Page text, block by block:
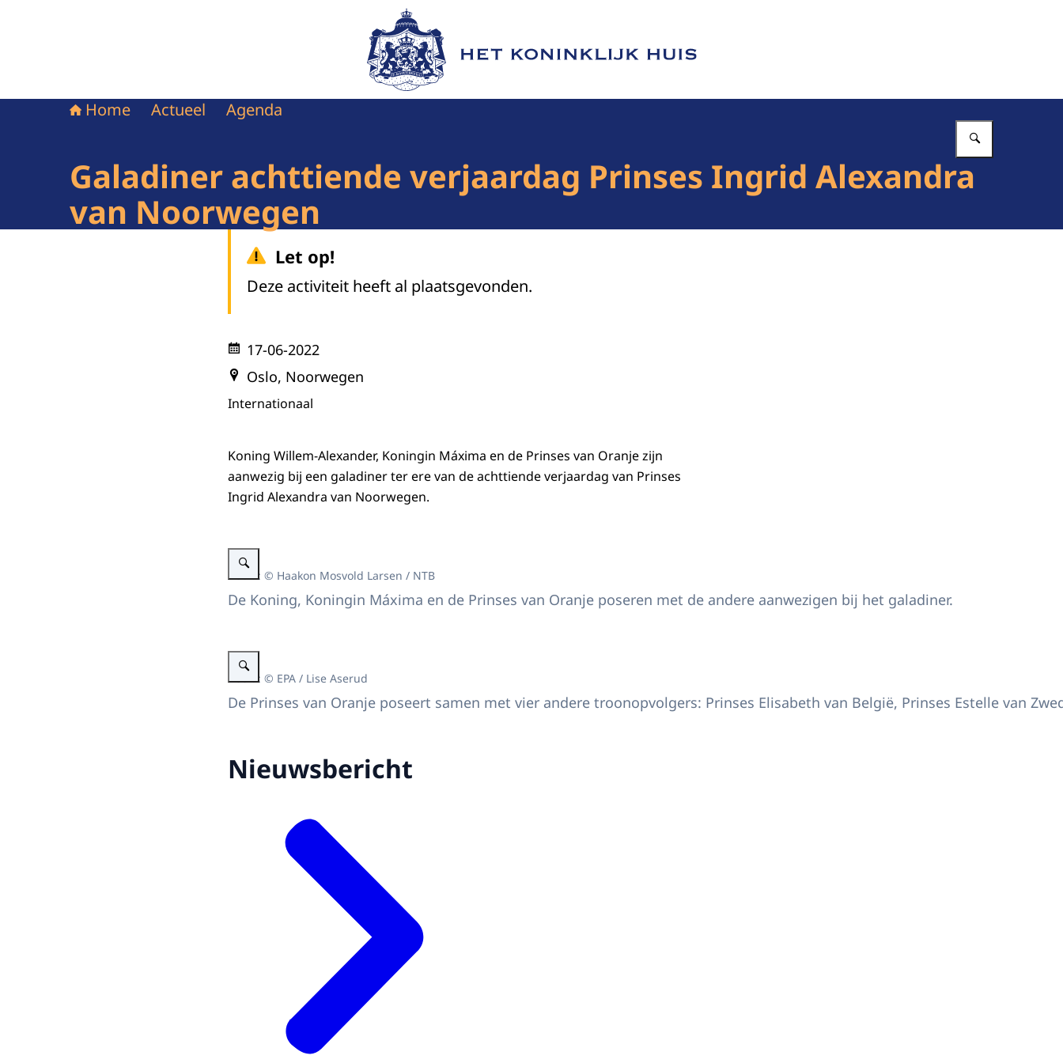
Naar de homepage van Het Koninklijk Huis
Home Actueel Agenda
Galadiner achttiende verjaardag Prinses Ingrid Alexandra
van Noorwegen
Let op!
Deze activiteit heeft al plaatsgevonden.
17-06-2022
Oslo, Noorwegen
Internationaal
Koning Willem-Alexander, Koningin Máxima en de Prinses van Oranje zijn
aanwezig bij een galadiner ter ere van de achttiende verjaardag van Prinses
Ingrid Alexandra van Noorwegen.
Vergroot afbeelding Koning Willem-Alexander, Koningin Máxima en de Prinses van Oranje zijn bij een galadiner ter ere van de achttiende verjaardag van Prinses Ingrid Alexandra van
Beeld: © Haakon Mosvold Larsen / NTB
De Koning, Koningin Máxima en de Prinses van Oranje poseren met de andere aanwezigen bij het galadiner.
Vergroot afbeelding De Prinses van Oranje poseert samen met vier andere troonopvolgers
Beeld: © EPA / Lise Aserud
De Prinses van Oranje poseert samen met vier andere troonopvolgers: Prinses Elisabeth van België, Prinses Estelle van
Nieuwsbericht